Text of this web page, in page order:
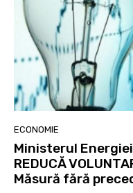
ECONOMIE
Ministerul
REDUCĂ
Măsură fără